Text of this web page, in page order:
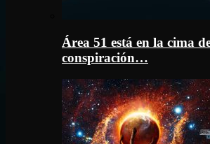
Área 51 está en la cima
conspiración…